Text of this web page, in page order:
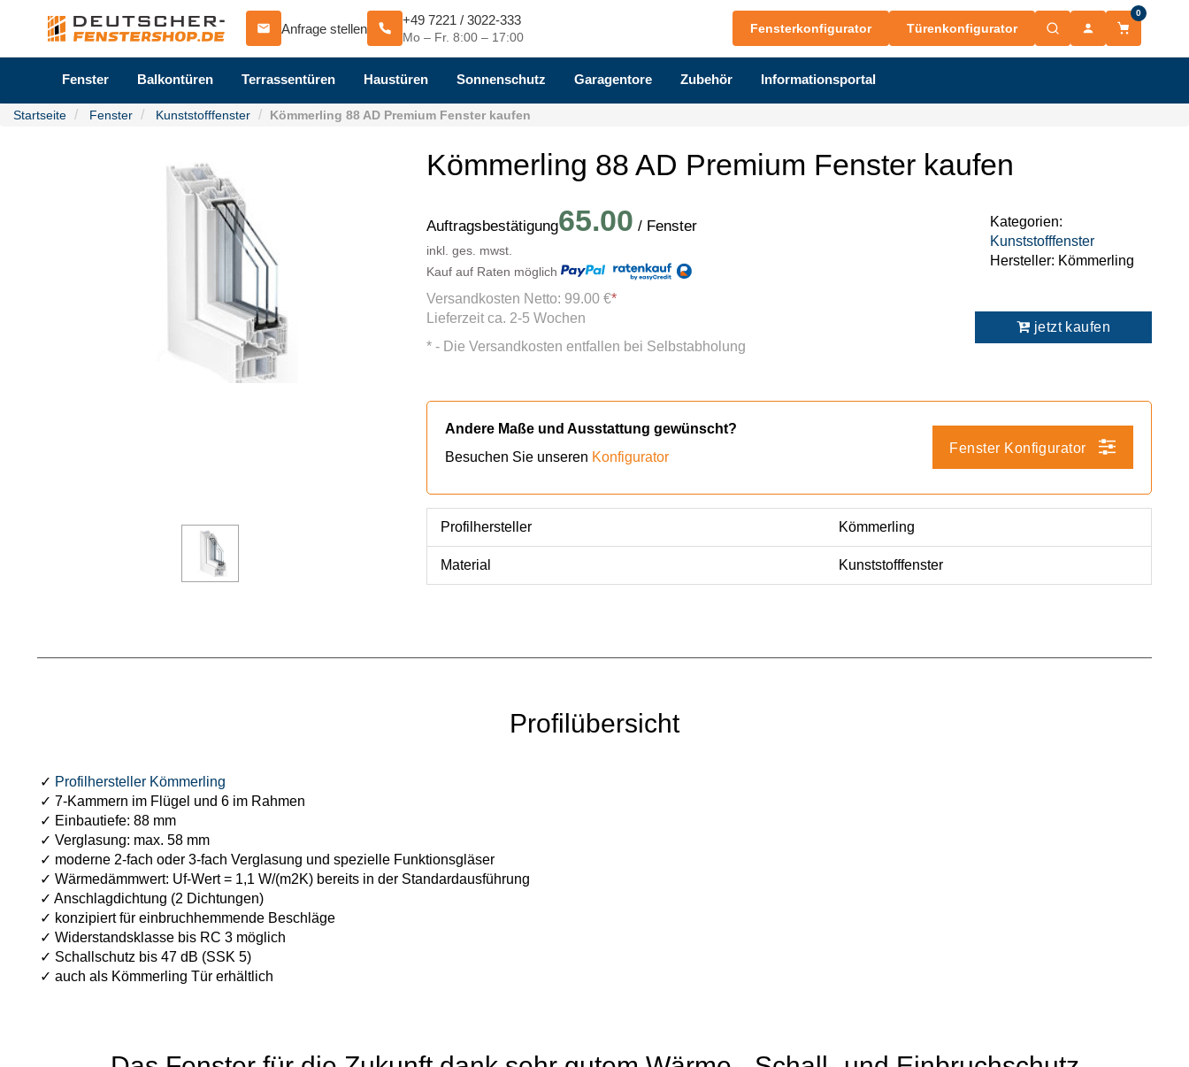
Anfrage stellen
+49 7221 / 3022-333
Mo – Fr. 8:00 – 17:00
Fensterkonfigurator Türenkonfigurator
0
Fenster Balkontüren Terrassentüren Haustüren Sonnenschutz Garagentore Zubehör Informationsportal
Startseite Fenster Kunststofffenster Kömmerling 88 AD Premium Fenster kaufen
Kömmerling 88 AD Premium Fenster kaufen
Auftragsbestätigung65.00 / Fenster
inkl. ges. mwst.
Kauf auf Raten möglich
Kategorien:
Kunststofffenster
Hersteller: Kömmerling
Versandkosten Netto: 99.00 €*
Lieferzeit ca. 2-5 Wochen
* - Die Versandkosten entfallen bei Selbstabholung
jetzt kaufen
Andere Maße und Ausstattung gewünscht?
Besuchen Sie unseren Konfigurator
Fenster Konfigurator
Profilhersteller Kömmerling
Material Kunststofffenster
Profilübersicht
✓ Profilhersteller Kömmerling
✓ 7-Kammern im Flügel und 6 im Rahmen
✓ Einbautiefe: 88 mm
✓ Verglasung: max. 58 mm
✓ moderne 2-fach oder 3-fach Verglasung und spezielle Funktionsgläser
✓ Wärmedämmwert: Uf-Wert = 1,1 W/(m2K) bereits in der Standardausführung
✓ Anschlagdichtung (2 Dichtungen)
✓ konzipiert für einbruchhemmende Beschläge
✓ Widerstandsklasse bis RC 3 möglich
✓ Schallschutz bis 47 dB (SSK 5)
✓ auch als Kömmerling Tür erhältlich